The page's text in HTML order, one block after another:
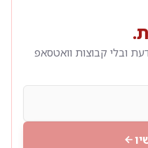
ובלי קבוצות וואטסאפ